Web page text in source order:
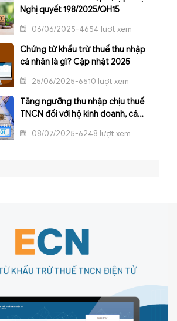
Nghị quyết 198/2025/QH15
06/06/2025-4654 lượt xem
Chứng từ khấu trừ thuế thu nhập
cá nhân là gì? Cập nhật 2025
25/06/2025-6510 lượt xem
Tăng ngưỡng thu nhập chịu thuế
TNCN đối với hộ kinh doanh, cá
08/07/2025-6248 lượt xem